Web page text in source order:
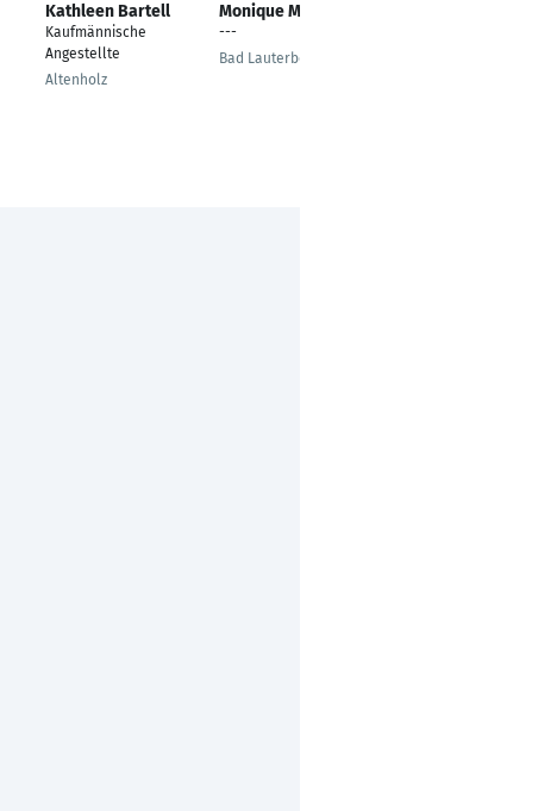
Kathleen Bartell
Kaufmännische
Angestellte
Altenholz
Monique Müller
---
Bad Lauterberg